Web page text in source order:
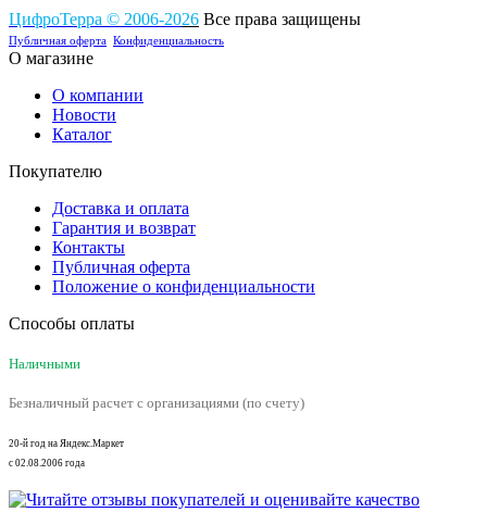
ЦифроТерра © 2006-2026 Все права защищены
Публичная оферта Конфиденциальность
О магазине
О компании
Новости
Каталог
Покупателю
Доставка и оплата
Гарантия и возврат
Контакты
Публичная оферта
Положение о конфиденциальности
Способы оплаты
Наличными
Безналичный расчет с организациями (по счету)
20-й год на Яндекс.Маркет
с 02.08.2006 года